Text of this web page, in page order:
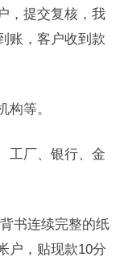
，提交复核，我
账，客户收到款
构等。
工厂、银行、金
书连续完整的纸
户，贴现款10分